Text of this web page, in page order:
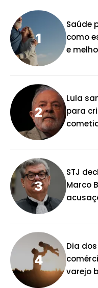
Saúde
como
e
Lula
para
STJ
Marco
Dia
varejo